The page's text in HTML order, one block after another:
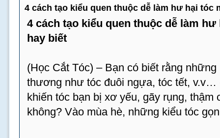
4 cách tạo kiểu quen thuộc dễ làm hư hại tóc
4 cách tạo kiểu quen thuộc dễ làm
hay biết
(Học Cắt Tóc) – Bạn có biết rằng
thương như tóc đuôi ngựa, tóc tết, v.v…
khiến tóc bạn bị xơ yếu, gãy rụng, thậm
không? Vào mùa hè, những kiểu tóc